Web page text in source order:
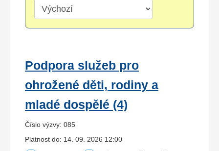
Podpora služeb pro
ohrožené děti, rodiny a
mladé dospělé (4)
Číslo výzvy: 085
Platnost do: 14. 09. 2026 12:00